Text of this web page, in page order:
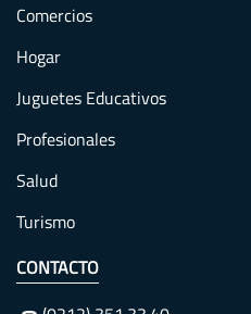
Comercios
Hogar
Juguetes Educativos
Profesionales
Salud
Turismo
CONTACTO